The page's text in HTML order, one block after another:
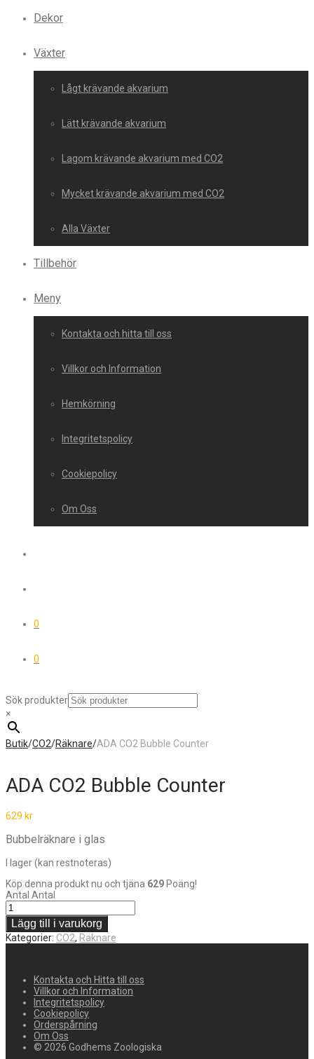
Dekor
Växter
Lågt krävande akvarium
Lätt krävande akvarium
Lagom krävande akvarium med CO2
Mycket krävande akvarium med CO2
Alla Växter
Tillbehör
Meny
Kontakta och hitta till oss
Villkor och Information
Hemkörning
Integritetspolicy
Cookiepolicy
Om Oss
0
0
Sök produkter
×
Butik/CO2/Räknare/ADA CO2 Bubble Counter
ADA CO2 Bubble Counter
629 kr
Bubbelräknare i glas
I lager (kan restnoteras)
Köp denna produkt nu och tjäna 629Poäng!
Antal Antal
Lägg till i varukorg
Kategorier: CO2, Räknare
Kontakta och Hitta till oss
Villkor och Information
Integritetspolicy
Cookiepolicy
Orderspårning
Om Oss
© 2026 Godhems Zoologiska